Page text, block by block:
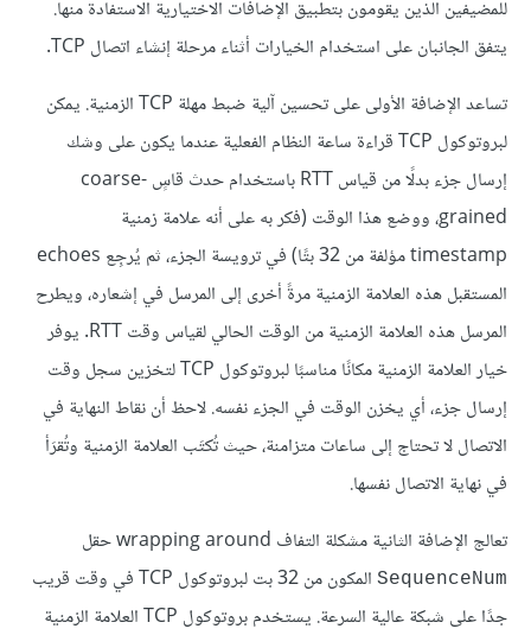
للمضيفين الذين يقومون بتطبيق الإضافات الاختيارية الاستفادة منها.
يتفق الجانبان على استخدام الخيارات أثناء مرحلة إنشاء اتصال TCP.
تساعد الإضافة الأولى على تحسين آلية ضبط مهلة TCP الزمنية. يمكن
لبروتوكول TCP قراءة ساعة النظام الفعلية عندما يكون على وشك
إرسال جزء بدلًا من قياس RTT باستخدام حدث قاسٍ coarse-
grained، ووضع هذا الوقت (فكر به على أنه علامة زمنية
timestamp مؤلفة من 32 بتًا) في ترويسة الجزء، ثم يُرجِع echoes
المستقبل هذه العلامة الزمنية مرةً أخرى إلى المرسل في إشعاره، ويطرح
المرسل هذه العلامة الزمنية من الوقت الحالي لقياس وقت RTT. يوفر
خيار العلامة الزمنية مكانًا مناسبًا لبروتوكول TCP لتخزين سجل وقت
إرسال جزء، أي يخزن الوقت في الجزء نفسه. لاحظ أن نقاط النهاية في
الاتصال لا تحتاج إلى ساعات متزامنة، حيث تُكتَب العلامة الزمنية وتُقرَأ
في نهاية الاتصال نفسها.
تعالج الإضافة الثانية مشكلة التفاف wrapping around حقل
SequenceNum
المكون من 32 بت لبروتوكول TCP في وقت قريب
جدًا على شبكة عالية السرعة. يستخدم بروتوكول TCP العلامة الزمنية